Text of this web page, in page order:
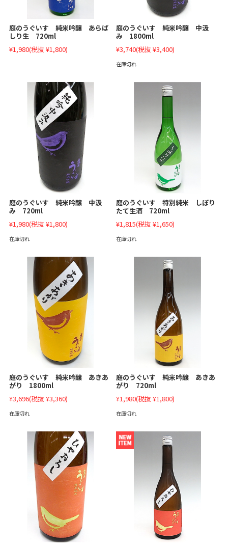
庭のうぐいす 純米吟醸 あらば
しり生 720ml
¥1,980(税抜 ¥1,800)
庭のうぐいす 純米吟醸 中汲
み 1800ml
¥3,740(税抜 ¥3,400)
在庫切れ
庭のうぐいす 純米吟醸 中汲
み 720ml
¥1,980(税抜 ¥1,800)
在庫切れ
庭のうぐいす 特別純米 しぼり
たて生酒 720ml
¥1,815(税抜 ¥1,650)
在庫切れ
庭のうぐいす 純米吟醸 あきあ
がり 1800ml
¥3,696(税抜 ¥3,360)
在庫切れ
庭のうぐいす 純米吟醸 あきあ
がり 720ml
¥1,980(税抜 ¥1,800)
在庫切れ